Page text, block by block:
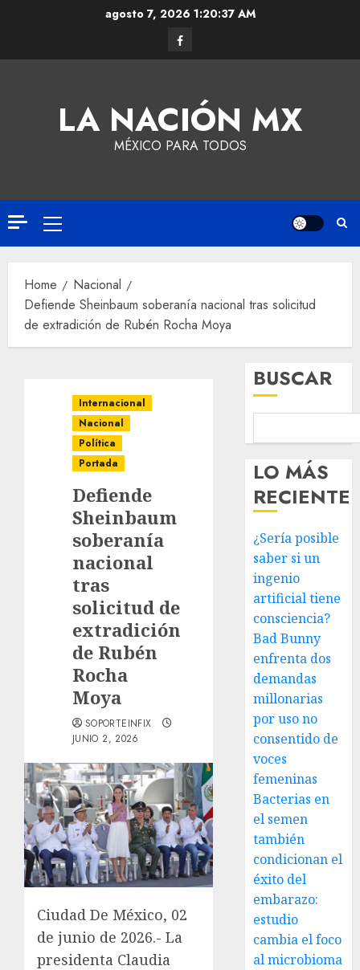
agosto 7, 2026 1:20:38 AM
LA NACIÓN MX
MÉXICO PARA TODOS
Home
Nacional
Defiende Sheinbaum soberanía nacional tras solicitud
de extradición de Rubén Rocha Moya
Internacional
Nacional
Política
Portada
Defiende
Sheinbaum
soberanía
nacional
tras
solicitud de
extradición
de Rubén
Rocha
Moya
SOPORTEINFIX
JUNIO 2, 2026
Ciudad De México, 02
de junio de 2026.- La
presidenta Claudia
BUSCAR
LO MÁS
RECIENTE
¿Sería posible
saber si un
ingenio
artificial tiene
consciencia?
Bad Bunny
enfrenta dos
demandas
millonarias
por uso no
consentido de
voces
femeninas
Bacterias en
el semen
también
condicionan el
éxito del
embarazo:
estudio
cambia el foco
al microbioma